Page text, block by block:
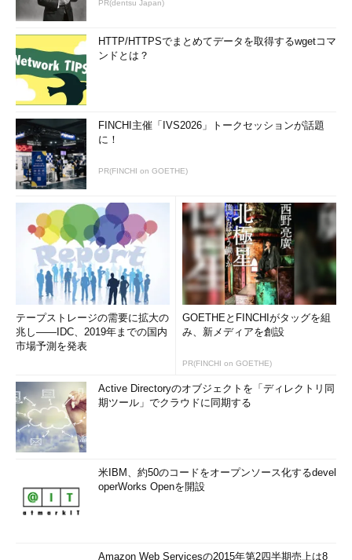
PR(dentsu Japan)
HTTP/HTTPSでまとめてデータを取得するwgetコマ
ンドとは？
FINCHI主催「IVS2026」トークセッションが話題
に！
PR(FINCHI on GOETHE)
テープストレージの需要に拡大の
兆し――IDC、2019年までの国内
市場予測を発表
GOETHEとFINCHIがタッグを組
み、新メディアを創設
PR(FINCHI on GOETHE)
Active Directoryのオブジェクトを「ディレクトリ同
期ツール」でクラウドに同期する
米IBM、約50のコードをオープンソース化するdevel
operWorks Openを開設
Amazon Web Servicesの2015年第2四半期売上は8